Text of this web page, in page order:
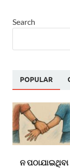
Search
POPULAR
ନ